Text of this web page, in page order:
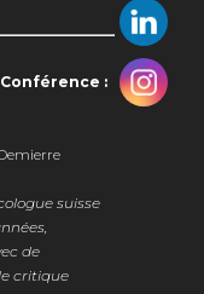
Conférence :
suisse
de
critique